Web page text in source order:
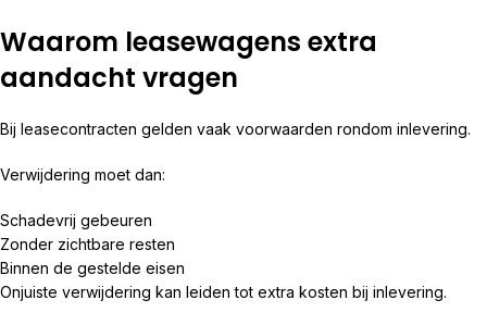
Waarom leasewagens extra
aandacht vragen
Bij leasecontracten gelden vaak voorwaarden rondom inlevering.
Verwijdering moet dan:
Schadevrij gebeuren
Zonder zichtbare resten
Binnen de gestelde eisen
Onjuiste verwijdering kan leiden tot extra kosten bij inlevering.